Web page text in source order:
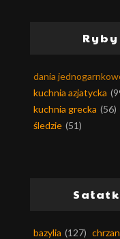
dania
kuchnia azjatycka
kuchnia grecka (56)
śledzie (51)
bazylia (127) chrzan